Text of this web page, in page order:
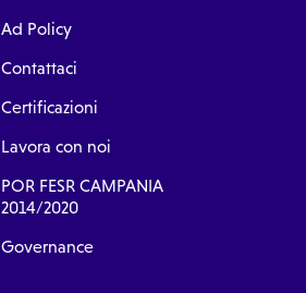
Ad Policy
Contattaci
Certificazioni
Lavora con noi
POR FESR CAMPANIA
2014/2020
Governance